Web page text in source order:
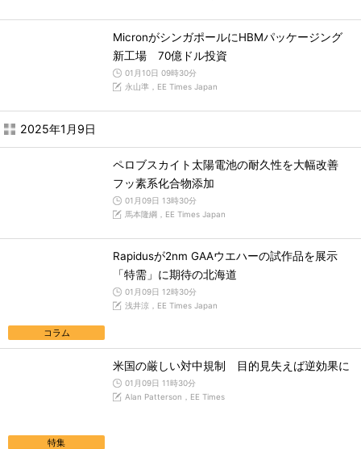
MicronがシンガポールにHBMパッケージング
新工場 70億ドル投資
01月10日 09時30分
永山準，EE Times Japan
2025年1月9日
ペロブスカイト太陽電池の耐久性を大幅改善
フッ素系化合物添加
01月09日 13時30分
馬本隆綱，EE Times Japan
コラム
Rapidusが2nm GAAウエハーの試作品を展示
「特需」に期待の北海道
01月09日 12時30分
浅井涼，EE Times Japan
特集
米国の厳しい対中規制 目的見失えば逆効果に
01月09日 11時30分
Alan Patterson，EE Times